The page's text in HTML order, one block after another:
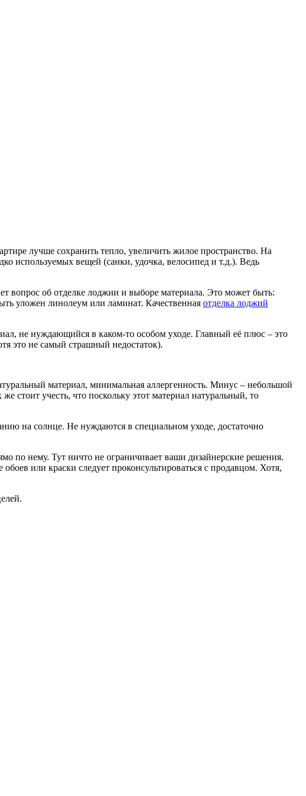
лучше сохранить тепло, увеличить жилое пространство. На
используемых вещей (санки, удочка, велосипед и т.д.). Ведь
вопрос об отделке лоджии и выборе материала. Это может быть:
уложен линолеум или ламинат. Качественная отделка лоджий
не нуждающийся в каком-то особом уходе. Главный её плюс – это
это не самый страшный недостаток).
материал, минимальная аллергенность. Минус – небольшой
стоит учесть, что поскольку этот материал натуральный, то
на солнце. Не нуждаются в специальном уходе, достаточно
по нему. Тут ничто не ограничивает ваши дизайнерские решения.
или краски следует проконсультироваться с продавцом. Хотя,